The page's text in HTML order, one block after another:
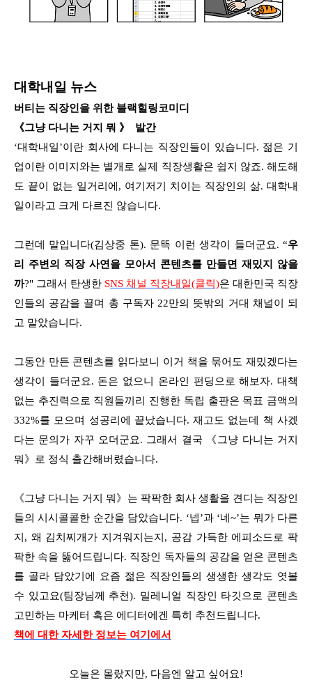
대학내일 뉴스
버티는 직장인을 위한 블랙힐링코미디
《그냥 다니는 거지 뭐 》 발간
‘대학내일’이란 회사에 다니는 직장인들이 있습니다. 젊은 기
업이란 이미지와는 별개로 실제 직장생활은 쉽지 않죠. 해도해
도 끝이 없는 일거리에, 여기저기 치이는 직장인의 삶. 대학내
일이라고 크게 다르진 않습니다.
그런데 말입니다(김상중 톤). 문뜩 이런 생각이 들더군요. “우
리 주변의 직장 사연을 모아서 콘텐츠를 만들면 재밌지 않을
까?" 그래서 탄생한 SNS 채널 직장내일(클릭)은 대한민국 직장
인들의 공감을 끌며 총 구독자 22만의 뜻밖의 거대 채널이 되
고 말았습니다.
그동안 만든 콘텐츠를 읽다보니 이거 책을 묶어도 재밌겠다는
생각이 들더군요. 돈은 없으니 온라인 펀딩으로 해보자. 대책
없는 추진력으로 직원들끼리 진행한 독립 출판은 목표 금액의
332%를 모으며 성공리에 끝났습니다. 재고도 없는데 책 사겠
다는 문의가 자꾸 오더군요. 그래서 결국 《그냥 다니는 거지
뭐》로 정식 출간해버렸습니다.
《그냥 다니는 거지 뭐》는 팍팍한 회사 생활을 견디는 직장인
들의 시시콜콜한 순간을 담았습니다. ‘넵’과 ‘네~’는 뭐가 다른
지, 왜 김치찌개가 지겨워지는지, 공감 가득한 에피소드로 팍
팍한 속을 뚫어드립니다. 직장인 독자들의 공감을 얻은 콘텐츠
를 골라 담았기에 요즘 젊은 직장인들의 생생한 생각도 엿볼
수 있고요(팀장님께 추천). 밀레니얼 직장인 타깃으로 콘텐츠
고민하는 마케터 혹은 에디터에겐 특히 추천드립니다.
책에 대한 자세한 정보는 여기에서
오늘은 몰랐지만, 다음엔 알고 싶어요!